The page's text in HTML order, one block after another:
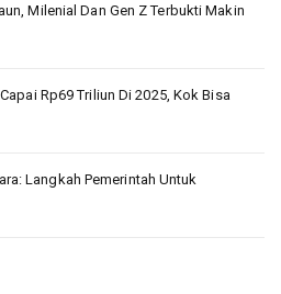
Milenial Dan Gen Z Terbukti Makin
Rp69 Triliun Di 2025, Kok Bisa
Langkah Pemerintah Untuk